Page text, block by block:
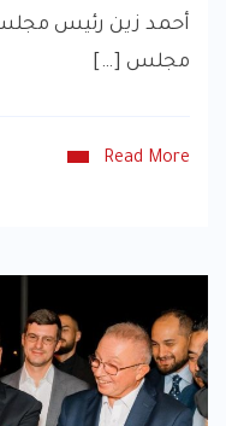
أحمد زين رئيس
مجلس […]
Read More